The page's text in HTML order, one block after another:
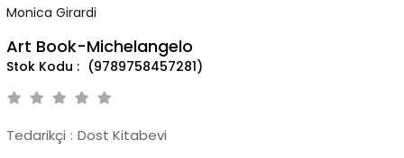
Monica Girardi
Art Book-Michelangelo
(9789758457281)
Tedarikçi : Dost Kitabevi